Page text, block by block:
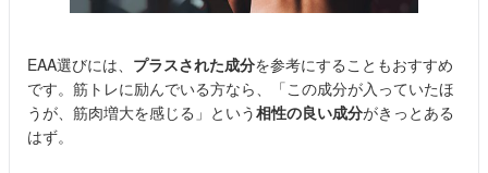
EAA選びには、 プラスされた成分を参考にすることもおすすめ
です。筋トレに励んでいる方なら、「この成分が入っていたほ
うが、筋肉増大を感じる」という相性の良い成分がきっとある
はず。